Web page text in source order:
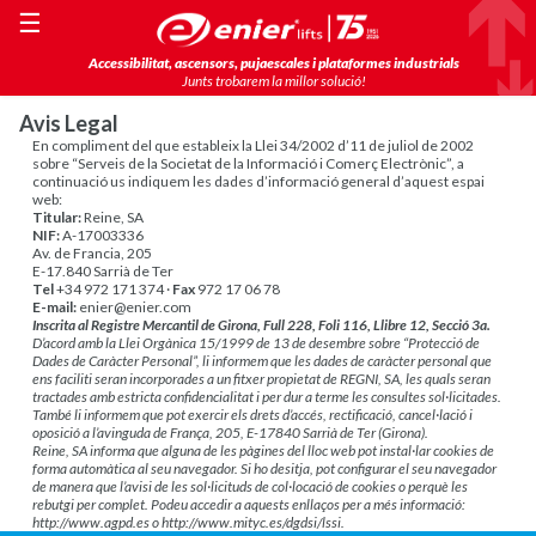
Accessibilitat, ascensors, pujaescales i plataformes industrials
Junts trobarem la millor solució!
☰
Avis Legal
En compliment del que estableix la Llei 34/2002 d’11 de juliol de 2002
sobre “Serveis de la Societat de la Informació i Comerç Electrònic”, a
continuació us indiquem les dades d’informació general d’aquest espai
web:
Titular:Reine, SA
NIF:A-17003336
Av. de Francia, 205
E-17.840 Sarrià de Ter
Tel+34 972 171 374 · Fax 972 17 06 78
E-mail: enier@enier.com
Inscrita al Registre Mercantil de Girona, Full 228, Foli 116, Llibre 12, Secció 3a.
D’acord amb la Llei Orgànica 15/1999 de 13 de desembre sobre “Protecció de
Dades de Caràcter Personal”, li informem que les dades de caràcter personal que
ens faciliti seran incorporades a un fitxer propietat de REGNI, SA, les quals seran
tractades amb estricta confidencialitat i per dur a terme les consultes sol·licitades.
També li informem que pot exercir els drets d’accés, rectificació, cancel·lació i
oposició a l’avinguda de França, 205, E-17840 Sarrià de Ter (Girona).
Reine, SA informa que alguna de les pàgines del lloc web pot instal·lar cookies de
forma automàtica al seu navegador. Si ho desitja, pot configurar el seu navegador
de manera que l’avisi de les sol·licituds de col·locació de cookies o perquè les
rebutgi per complet. Podeu accedir a aquests enllaços per a més informació:
http://www.agpd.es o http://www.mityc.es/dgdsi/lssi.